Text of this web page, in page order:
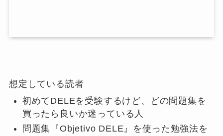
想定している読者
初めてDELEを受験するけど、どの問題集を
買ったら良いか迷っている人
問題集『Objetivo DELE』を使った勉強法を